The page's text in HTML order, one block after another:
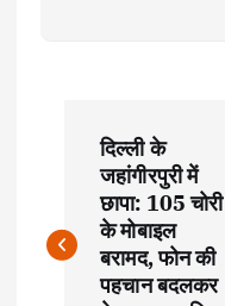
s
दिल्ली के
जहांगीरपुरी में
छापा: 105 चोरी
के मोबाइल
बरामद, फोन की
पहचान बदलकर